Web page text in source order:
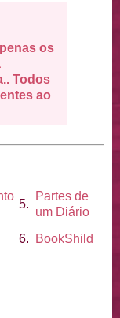
os
Todos
ao
5.
Partes de
um Diário
6. BookShild